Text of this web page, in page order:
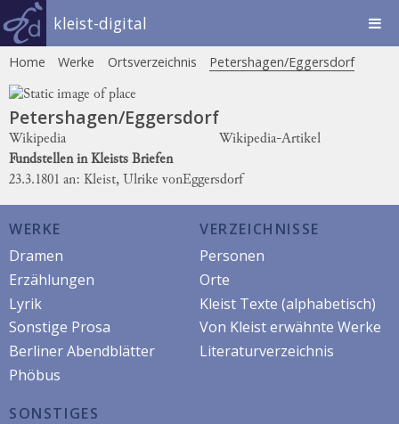
kleist-digital
Home Werke Ortsverzeichnis Petershagen/Eggersdorf
Petershagen/Eggersdorf
Wikipedia
Wikipedia-Artikel
Fundstellen in Kleists Briefen
23.3.1801 an: Kleist, Ulrike vonEggersdorf
WERKE
Dramen
Erzählungen
Lyrik
Sonstige Prosa
Berliner Abendblätter
Phöbus
VERZEICHNISSE
Personen
Orte
Kleist Texte (alphabetisch)
Von Kleist erwähnte Werke
Literaturverzeichnis
SONSTIGES